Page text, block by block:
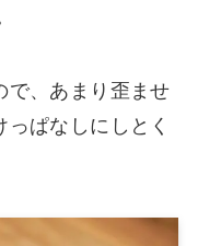
で、あまり歪ませ
ぱなしにしとく